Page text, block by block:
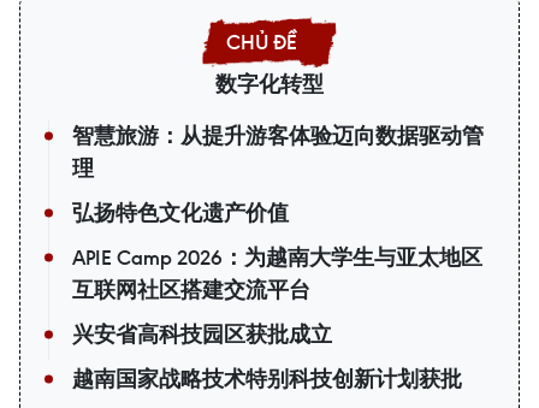
数字化转型
智慧旅游：从提升游客体验迈向数据驱动管
理
弘扬特色文化遗产价值
APIE Camp 2026：为越南大学生与亚太地区
互联网社区搭建交流平台
兴安省高科技园区获批成立
越南国家战略技术特别科技创新计划获批